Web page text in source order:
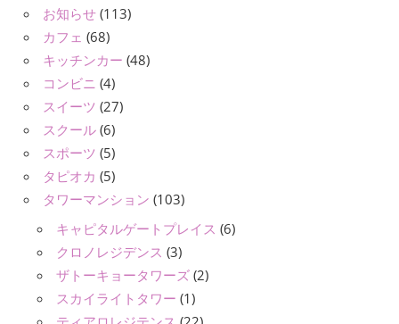
お知らせ (113)
カフェ (68)
キッチンカー (48)
コンビニ (4)
スイーツ (27)
スクール (6)
スポーツ (5)
タピオカ (5)
タワーマンション (103)
キャピタルゲートプレイス (6)
クロノレジデンス (3)
ザトーキョータワーズ (2)
スカイライトタワー (1)